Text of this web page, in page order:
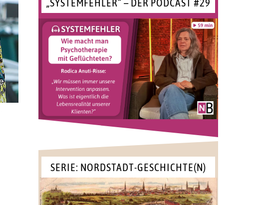
„SYSTEMFEHLER“ – DER PODCAST #29
SERIE: NORDSTADT-GESCHICHTE(N)